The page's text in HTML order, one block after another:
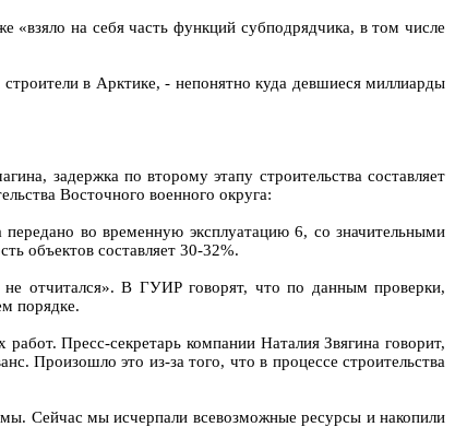
«взяло на себя часть функций субподрядчика, в том числе
в Арктике, - непонятно куда девшиеся миллиарды
задержка по второму этапу строительства составляет
Восточного военного округа:
во временную эксплуатацию 6, со значительными
объектов составляет 30-32%.
отчитался». В ГУИР говорят, что по данным проверки,
порядке.
Пресс-секретарь компании Наталия Звягина говорит,
Произошло это из-за того, что в процессе строительства
Сейчас мы исчерпали всевозможные ресурсы и накопили